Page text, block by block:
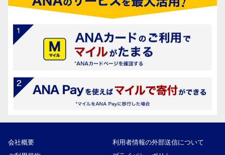
会社概要
利用者情報の外部送信について